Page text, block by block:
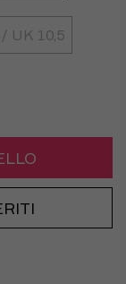
UK 10,5